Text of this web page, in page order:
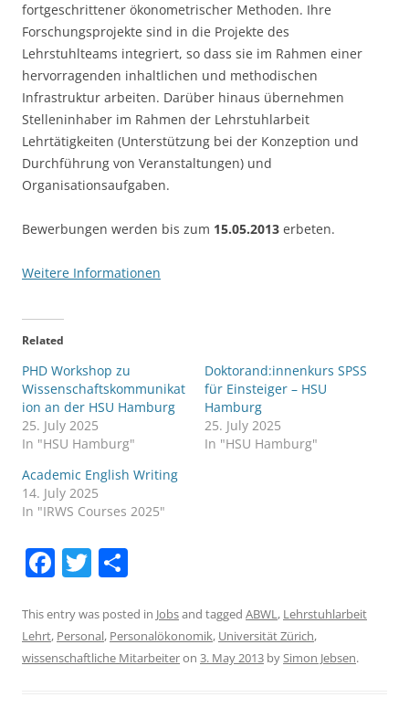
fortgeschrittener ökonometrischer Methoden. Ihre
Forschungsprojekte sind in die Projekte des
Lehrstuhlteams integriert, so dass sie im Rahmen einer
hervorragenden inhaltlichen und methodischen
Infrastruktur arbeiten. Darüber hinaus übernehmen
Stelleninhaber im Rahmen der Lehrstuhlarbeit
Lehrtätigkeiten (Unterstützung bei der Konzeption und
Durchführung von Veranstaltungen) und
Organisationsaufgaben.
Bewerbungen werden bis zum 15.05.2013 erbeten.
Weitere Informationen
Related
PHD Workshop zu
Wissenschaftskommunikat
ion an der HSU Hamburg
25. July 2025
In "HSU Hamburg"
Doktorand:innenkurs SPSS
für Einsteiger – HSU
Hamburg
25. July 2025
In "HSU Hamburg"
Academic English Writing
14. July 2025
In "IRWS Courses 2025"
F
c
e
T
itt
er
ar
e
This entry was posted in Jobsand tagged ABWL, Lehrstuhlarbeit
Lehrt, Personal, Personalökonomik, Universität Zürich,
wissenschaftliche Mitarbeiteron 3. May 2013 bySimon Jebsen.